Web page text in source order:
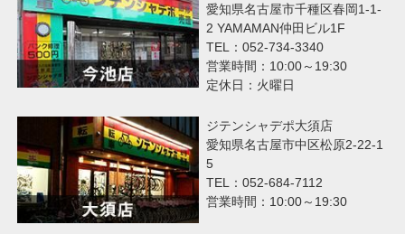
愛知県名古屋市千種区春岡1-1-
2 YAMAMAN仲田ビル1F
TEL：052-734-3340
営業時間：10:00～19:30
定休日：火曜日
ジテンシャデポ大須店
愛知県名古屋市中区松原2-22-1
5
TEL：052-684-7112
営業時間：10:00～19:30